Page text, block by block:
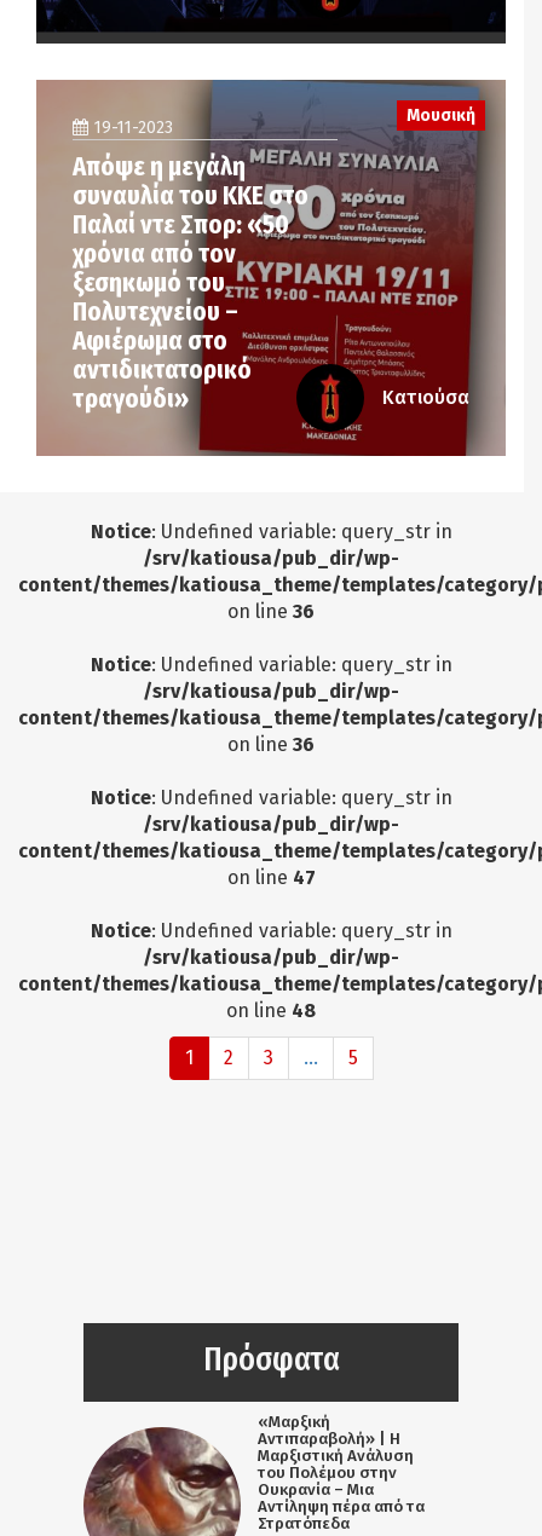
19-11-2023
Απόψε η μεγάλη
συναυλία του ΚΚΕ στο
Παλαί ντε Σπορ: «50
χρόνια από τον
ξεσηκωμό του
Πολυτεχνείου –
Αφιέρωμα στο
αντιδικτατορικό
τραγούδι»
Μουσική
Κατιούσα
Notice: Undefined variable: query_str in
/srv/katiousa/pub_dir/wp-
content/themes/katiousa_theme/templates/
on line 36
Notice: Undefined variable: query_str in
/srv/katiousa/pub_dir/wp-
content/themes/katiousa_theme/templates/
on line 36
Notice: Undefined variable: query_str in
/srv/katiousa/pub_dir/wp-
content/themes/katiousa_theme/templates/
on line 47
Notice: Undefined variable: query_str in
/srv/katiousa/pub_dir/wp-
content/themes/katiousa_theme/templates/
on line 48
1 2 3 ... 5
Πρόσφατα
«Μαρξική
Αντιπαραβολή» | Η
Μαρξιστική Ανάλυση
του Πολέμου στην
Ουκρανία – Μια
Αντίληψη πέρα από τα
Στρατόπεδα